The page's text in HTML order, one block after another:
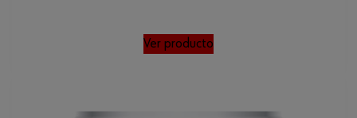
Ver producto